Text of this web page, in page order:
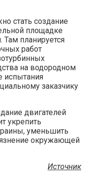
стать создание
площадке
Там планируется
работ
на водородном
испытания
заказчику
двигателей
укрепить
уменьшить
окружающей
Источник